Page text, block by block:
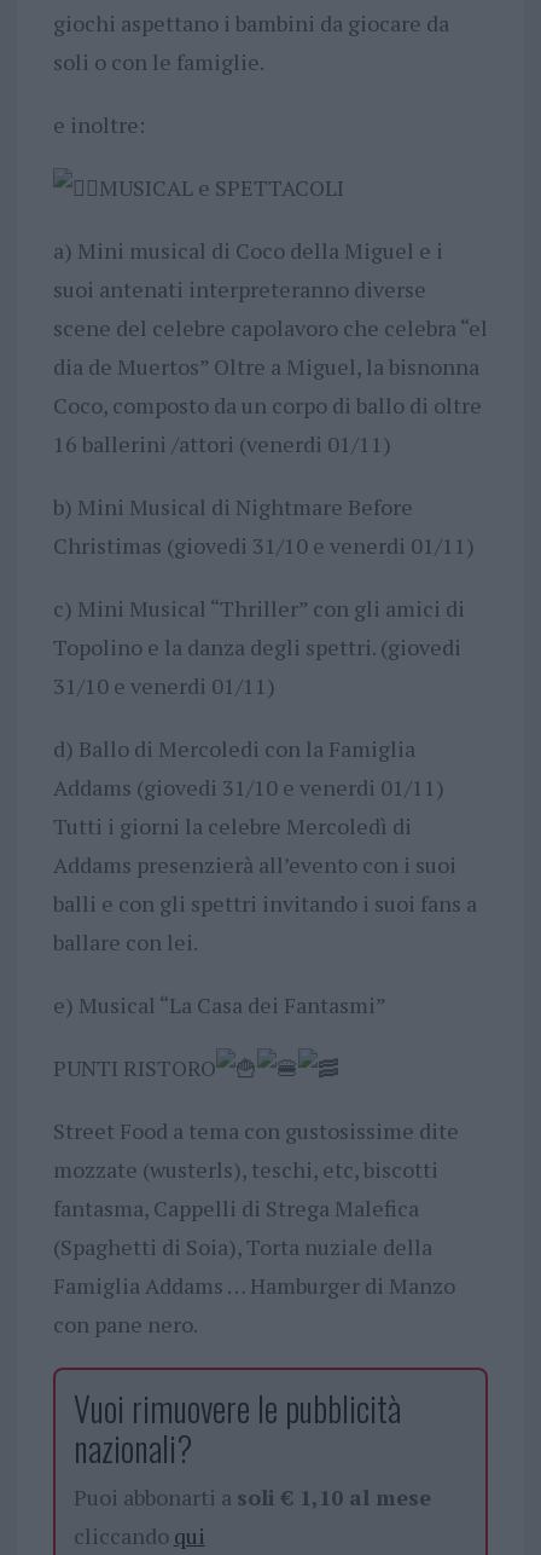
giochi aspettano i bambini da giocare da
soli o con le famiglie.
e inoltre:
MUSICAL e SPETTACOLI
a) Mini musical di Coco della Miguel e i
suoi antenati interpreteranno diverse
scene del celebre capolavoro che celebra “el
dia de Muertos” Oltre a Miguel, la bisnonna
Coco, composto da un corpo di ballo di oltre
16 ballerini /attori (venerdi 01/11)
b) Mini Musical di Nightmare Before
Christimas (giovedi 31/10 e venerdi 01/11)
c) Mini Musical “Thriller” con gli amici di
Topolino e la danza degli spettri. (giovedi
31/10 e venerdi 01/11)
d) Ballo di Mercoledi con la Famiglia
Addams (giovedi 31/10 e venerdi 01/11)
Tutti i giorni la celebre Mercoledì di
Addams presenzierà all’evento con i suoi
balli e con gli spettri invitando i suoi fans a
ballare con lei.
e) Musical “La Casa dei Fantasmi”
PUNTI RISTORO
Street Food a tema con gustosissime dite
mozzate (wusterls), teschi, etc, biscotti
fantasma, Cappelli di Strega Malefica
(Spaghetti di Soia), Torta nuziale della
Famiglia Addams … Hamburger di Manzo
con pane nero.
Vuoi rimuovere le pubblicità
nazionali?
Puoi abbonarti a soli € 1,10 al mese
cliccando qui